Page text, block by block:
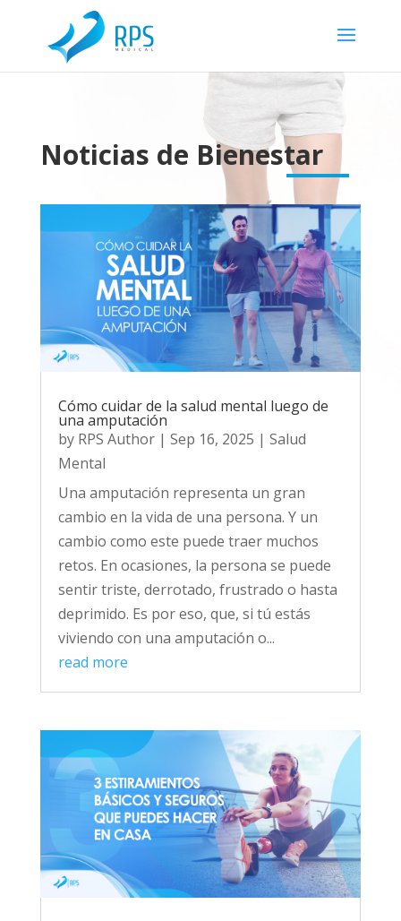
Noticias de Bienestar
Cómo cuidar de la salud mental luego de
una amputación
by RPS Author| Sep 16, 2025 | Salud
Mental
Una amputación representa un gran
cambio en la vida de una persona. Y un
cambio como este puede traer muchos
retos. En ocasiones, la persona se puede
sentir triste, derrotado, frustrado o hasta
deprimido. Es por eso, que, si tú estás
viviendo con una amputación o...
read more